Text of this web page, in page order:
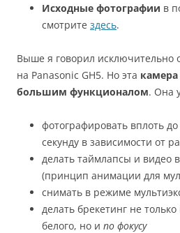
Исходные фотографии в
смотрите здесь.
Выше я говорил исключительно
на Panasonic GH5. Но эта
большим функционалом. Она
фотографировать вплоть
секунду в зависимости от
делать таймлапсы и видео
(принцип анимации для
снимать в режиме
делать брекетинг не
белого, но и по фокусу